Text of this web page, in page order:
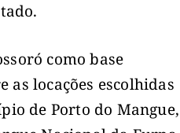
como base
as locações escolhidas
de Porto do Mangue,